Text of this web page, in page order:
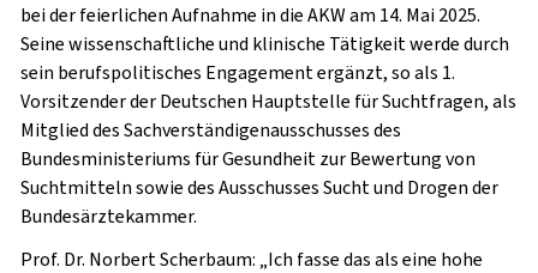
bei der feierlichen Aufnahme in die AKW am 14. Mai 2025.
Seine wissenschaftliche und klinische Tätigkeit werde durch
sein berufspolitisches Engagement ergänzt, so als 1.
Vorsitzender der Deutschen Hauptstelle für Suchtfragen, als
Mitglied des Sachverständigenausschusses des
Bundesministeriums für Gesundheit zur Bewertung von
Suchtmitteln sowie des Ausschusses Sucht und Drogen der
Bundesärztekammer.
Prof. Dr. Norbert Scherbaum: „Ich fasse das als eine hohe